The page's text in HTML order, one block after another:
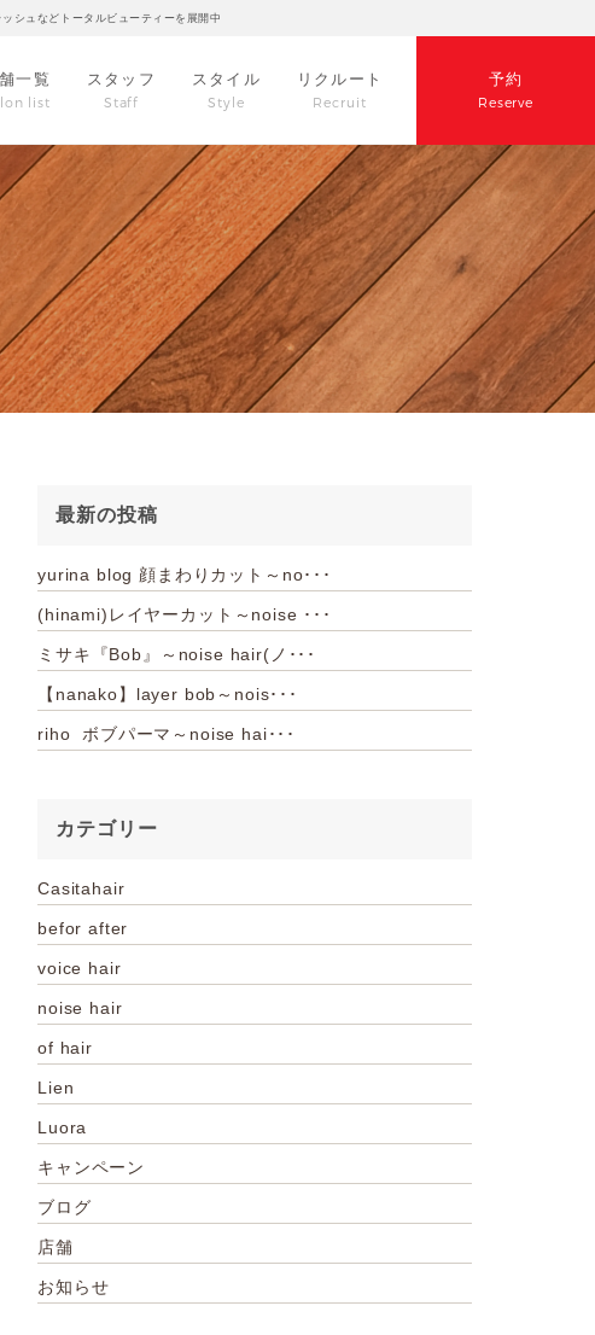
シュなどトータルビューティーを展開中
一覧
list
スタッフ
Staff
スタイル
Style
リクルート
Recruit
予約
Reserve
最新の投稿
yurina blog 顔まわりカット～no･･･
(hinami)レイヤーカット～noise ･･･
ミサキ『Bob』～noise hair(ノ･･･
【nanako】layer bob～nois･･･
riho ボブパーマ～noise hai･･･
カテゴリー
Casitahair
befor after
voice hair
noise hair
of hair
Lien
Luora
キャンペーン
ブログ
店舗
お知らせ